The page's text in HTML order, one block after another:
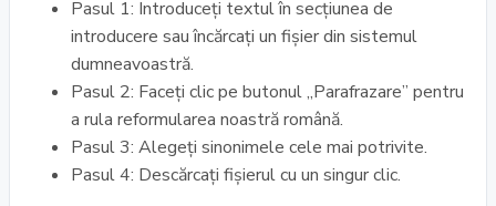
Pasul 1: Introduceți textul în secțiunea de
introducere sau încărcați un fișier din sistemul
dumneavoastră.
Pasul 2: Faceți clic pe butonul „Parafrazare” pentru
a rula reformularea noastră română.
Pasul 3: Alegeți sinonimele cele mai potrivite.
Pasul 4: Descărcați fișierul cu un singur clic.